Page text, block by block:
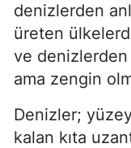
denizlerden
üreten
ve
ama zengin
Denizler;
kalan kıta